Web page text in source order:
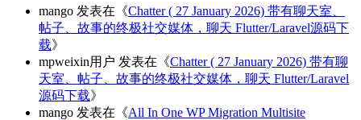
mango 发表在《Chatter ( 27 January 2026) 带有聊天室、
帖子、故事的终极社交媒体，聊天 Flutter/Laravel源码下
载》
mpweixin用户 发表在《Chatter ( 27 January 2026) 带有聊
天室、帖子、故事的终极社交媒体，聊天 Flutter/Laravel
源码下载》
mango 发表在《All In One WP Migration Multisite